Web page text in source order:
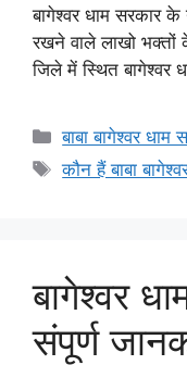
बागेश्वर धाम सरकार के
रखने वाले लाखो
जिले में स्थित बागेश्वर
Categories
बाबा बागेश्वर धाम
Tags
कौन हैं बाबा
बागेश्वर
संपूर्ण